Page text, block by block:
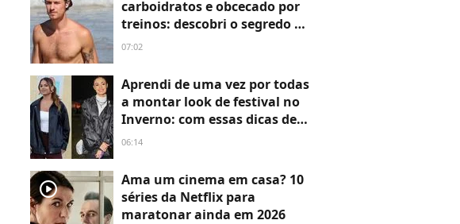
carboidratos e obcecado por
treinos: descobri o segredo do
corpo definido de Shawn
simples do que parece!
07:02
Aprendi de uma vez por todas
a montar look de festival no
Inverno: com essas dicas de
expert de moda, nunca mais
06:14
player2
Ama um cinema em casa? 10
séries da Netflix para
maratonar ainda em 2026